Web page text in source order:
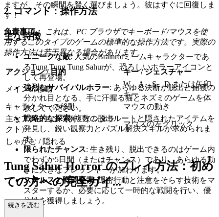
ますが、その瞬間を賢く選びましょう。彼はすぐに回復しま
す！
主な特徴
ユニークな敵: 人気のBrainrotミームキャラクターであ
るTung Tung Tung Sahurが、恐ろしいホラーアイコンと
して再登場。
強烈なサバイバルホラー: あらゆる決断が脱出と捕獲の
分かれ目となる、手に汗握る猫とネズミのゲームを体
験してください。
戦略的な探索: 複数の脱出ルートと隠されたアイテムを
発見し、鋭い観察力とパズル解決スキルが求められま
す。
限られたチャンス: 生き残り、脱出できるのはゲーム内
でわずか5日間（またはチャンス）であり、あらゆる動
きに大きなプレッシャーが加わります。
ステルスと戦闘要素: 隠密行動と注意をそらす技術をマ
スターするか、必要に応じて一時的な戦闘を行い、優
位性を獲得しましょう。
2. コマンド：操作方法
免責事項： これは、PC ブラウザでキーボード/マウスを使
用するこのタイプのゲームの標準的な操作方法です。実際の
操作方法は若干異なる場合があります。
アクション / 目的 キー / ジェスチャー
メインの移動
W、A、S、D または矢印
キー
キャラクターの移動
マウスの動き
主なアクション（例：インタラ
クト）
マウスの左クリック
しゃがむ / 隠れる
Tung Sahur Horror のプレイ方法：初め
ての方への完全ガイ...
ド
続きを読む